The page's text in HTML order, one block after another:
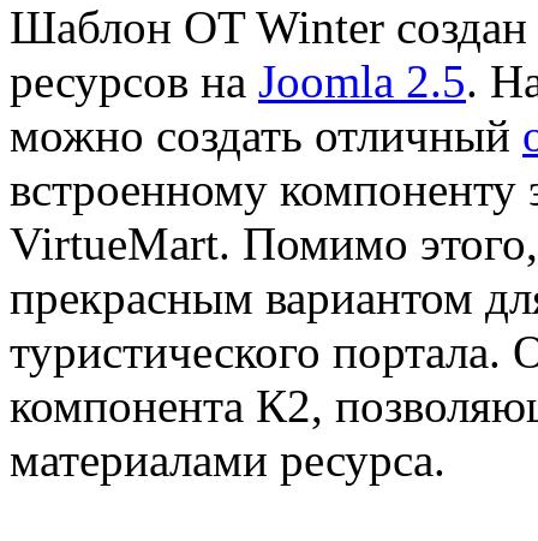
Шаблон OT Winter
ресурсов на Joomla 2.5.
можно создать отличный
встроенному компоненту
VirtueMart. Помимо
прекрасным вариантом
туристического
компонента К2,
материалами ресурса.